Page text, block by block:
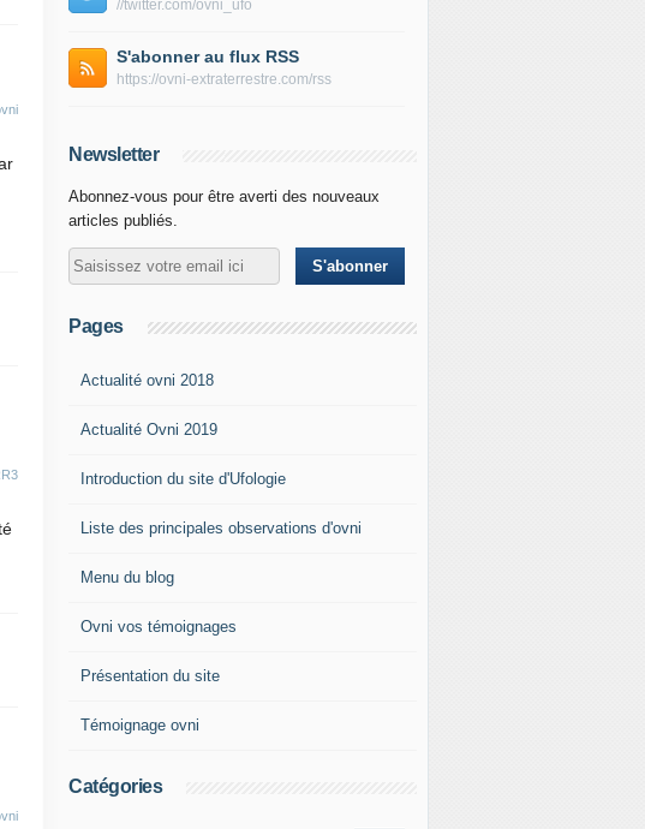
//twitter.com/ovni_ufo
S'abonner au flux RSS
https://ovni-extraterrestre.com/rss
Newsletter
Abonnez-vous pour être averti des nouveaux
articles publiés.
Pages
Actualité ovni 2018
Actualité Ovni 2019
Introduction du site d'Ufologie
Liste des principales observations d'ovni
Menu du blog
Ovni vos témoignages
Présentation du site
Témoignage ovni
Catégories